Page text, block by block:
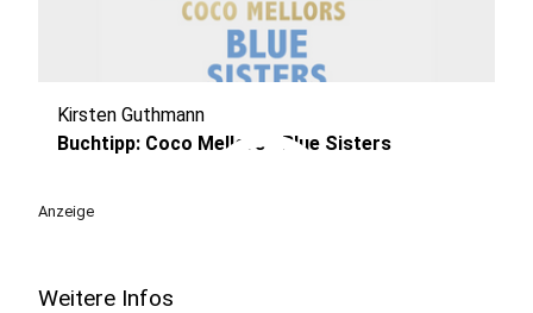
play_circle
Kirsten Guthmann
Buchtipp: Coco Mellors - Blue Sisters
Anzeige
Weitere Infos